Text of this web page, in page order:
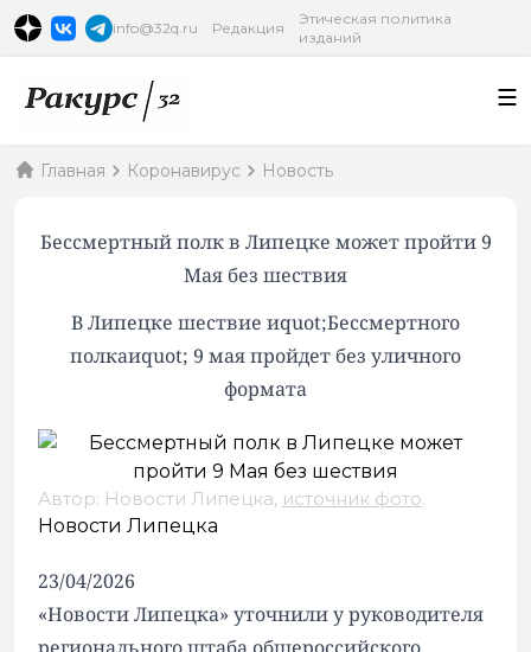
info@32q.ru Редакция
Этическая политика
изданий
Главная Коронавирус Новость
Бессмертный полк в Липецке может пройти 9
Мая без шествия
В Липецке шествие иquot;Бессмертного
полкаиquot; 9 мая пройдет без уличного
формата
Автор: Новости Липецка, источник фото.
Новости Липецка
23/04/2026
«Новости Липецка» уточнили у руководителя